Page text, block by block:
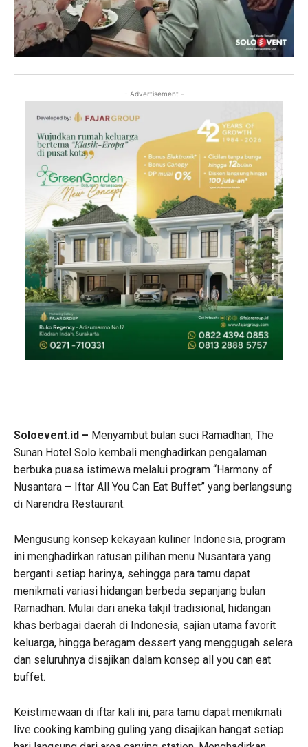
- Advertisement -
Soloevent.id – Menyambut bulan suci Ramadhan, The
Sunan Hotel Solo kembali menghadirkan pengalaman
berbuka puasa istimewa melalui program “Harmony of
Nusantara – Iftar All You Can Eat Buffet” yang berlangsung
di Narendra Restaurant.
Mengusung konsep kekayaan kuliner Indonesia, program
ini menghadirkan ratusan pilihan menu Nusantara yang
berganti setiap harinya, sehingga para tamu dapat
menikmati variasi hidangan berbeda sepanjang bulan
Ramadhan. Mulai dari aneka takjil tradisional, hidangan
khas berbagai daerah di Indonesia, sajian utama favorit
keluarga, hingga beragam dessert yang menggugah selera
dan seluruhnya disajikan dalam konsep all you can eat
buffet.
Keistimewaan di iftar kali ini, para tamu dapat menikmati
live cooking kambing guling yang disajikan hangat setiap